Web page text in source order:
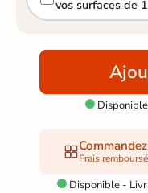
vos surfaces de
Disponible
Frais
 Disponible -